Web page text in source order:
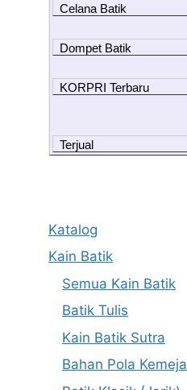
Celana Batik
Dompet Batik
KORPRI Terbaru
Terjual
Katalog
Kain Batik
Semua Kain Batik
Batik Tulis
Kain Batik Sutra
Bahan Pola Kemeja